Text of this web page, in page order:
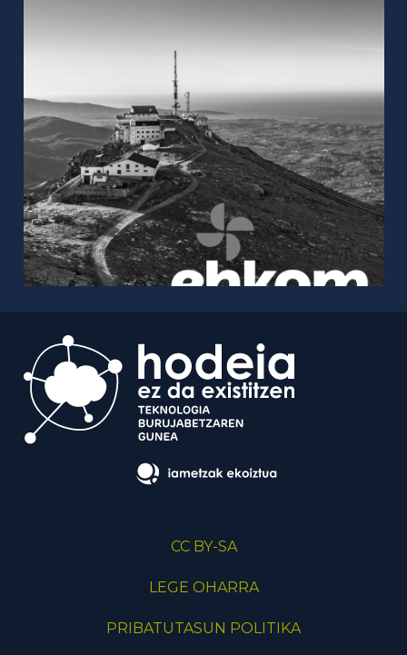
CC BY-SA
LEGE OHARRA
PRIBATUTASUN POLITIKA